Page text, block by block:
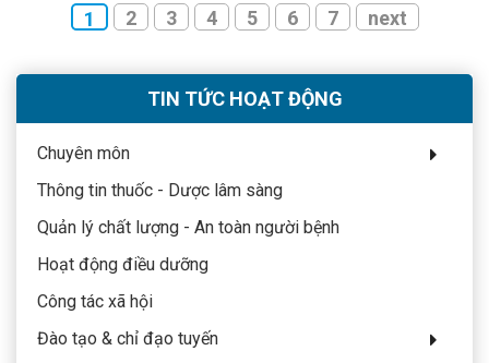
1 2 3 4 5 6 7 next
TIN TỨC HOẠT ĐỘNG
Chuyên môn
Thông tin thuốc - Dược lâm sàng
Quản lý chất lượng - An toàn người bệnh
Hoạt động điều dưỡng
Công tác xã hội
Đào tạo & chỉ đạo tuyến